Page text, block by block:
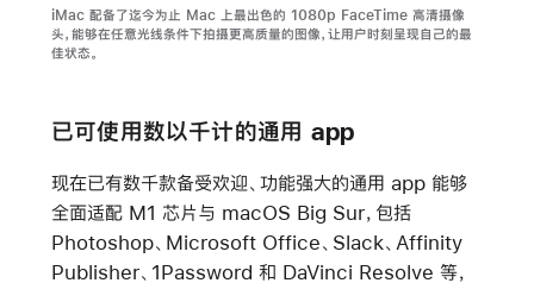
iMac 配备了迄今为止 Mac 上最出色的 1080p FaceTime 高清摄像
头，能够在任意光线条件下拍摄更高质量的图像，让用户时刻呈现自己的最
佳状态。
已可使用数以千计的通用 app
现在已有数千款备受欢迎、功能强大的通用 app 能够
全面适配 M1 芯片与 macOS Big Sur，包括
Photoshop、Microsoft Office、Slack、Affinity
Publisher、1Password 和 DaVinci Resolve 等，